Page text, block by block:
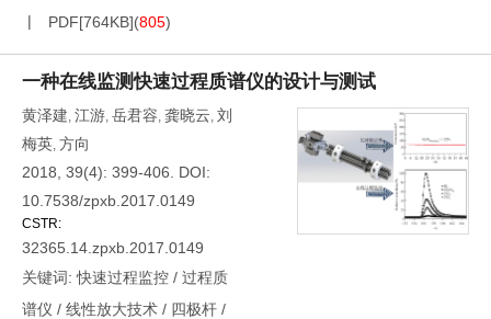
PDF[764KB](805)
一种在线监测快速过程质谱仪的设计与测试
黄泽建, 江游, 岳君容, 龚晓云, 刘
梅英, 方向
2018, 39(4): 399-406.
DOI:
10.7538/zpxb.2017.0149
CSTR:
32365.14.zpxb.2017.0149
关键词: 快速过程监控 / 过程质
谱仪 / 线性放大技术 / 四极杆 /